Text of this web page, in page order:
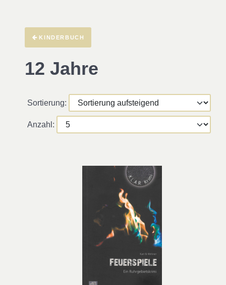
KINDERBUCH
12 Jahre
Sortierung:
Anzahl: